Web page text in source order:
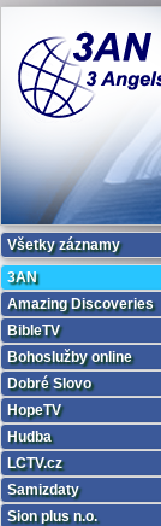
Všetky záznamy
3AN
Amazing Discoveries
BibleTV
Bohoslužby online
Dobré Slovo
HopeTV
Hudba
LCTV.cz
Samizdaty
Sion plus n.o.